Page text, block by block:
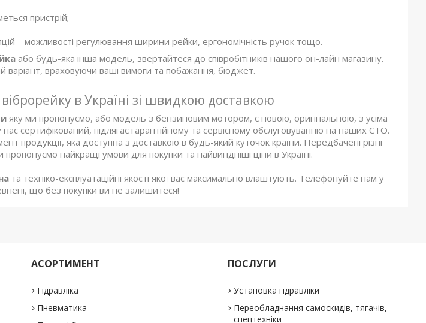
пристрій;
– можливості регулювання ширини рейки, ергономічність ручок тощо.
або будь-яка інша модель, звертайтеся до співробітників нашого он-лайн магазину.
варіант, враховуючи ваші вимоги та побажання, бюджет.
в Україні зі швидкою доставкою
яку ми пропонуємо, або модель з бензиновим мотором, є новою, оригінальною, з усіма
сертифікований, підлягає гарантійному та сервісному обслуговуванню на наших СТО.
продукції, яка доступна з доставкою в будь-який куточок країни. Передбачені різні
найкращі умови для покупки та найвигідніші ціни в Україні.
та техніко-експлуатаційні якості якої вас максимально влаштують. Телефонуйте нам у
що без покупки ви не залишитеся!
АСОРТИМЕНТ
Гідравліка
Пневматика
ПОСЛУГИ
Установка гідравліки
Переобладнання самоскидів, тягачів,
спецтехніки